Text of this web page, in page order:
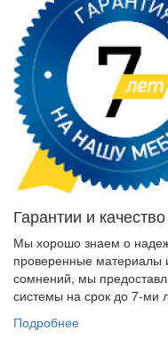
Гарантии и качество
Мы хорошо знаем о
проверенные материалы
сомнений, мы
системы на срок до 7-ми
Подробнее